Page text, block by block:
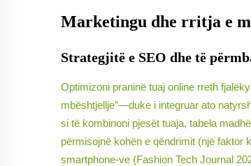
Marketingu dhe rritja e
Strategjitë e SEO dhe të
Optimizoni praninë tuaj online rreth
mbështjellje”—duke i integruar ato
si të kombinoni pjesët tuaja, tabela
përmisojnë kohën e qëndrimit (një
smartphone-ve (Fashion Tech Journal